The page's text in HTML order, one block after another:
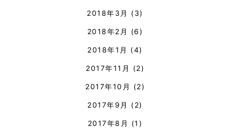
2018年3月 (3)
2018年2月 (6)
2018年1月 (4)
2017年11月 (2)
2017年10月 (2)
2017年9月 (2)
2017年8月 (1)